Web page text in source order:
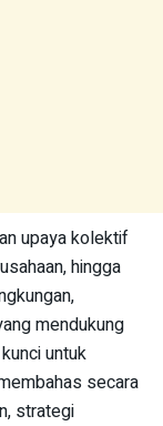
upaya kolektif
hingga
mendukung
untuk
secara
strategi